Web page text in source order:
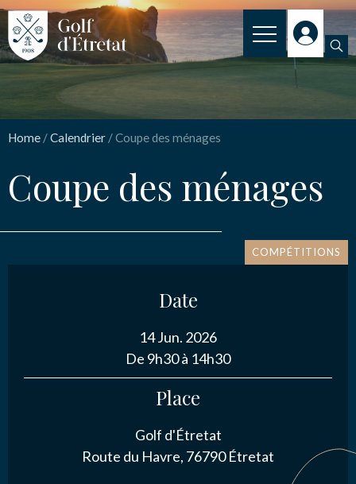
Home /Calendrier /Coupe des ménages
Coupe des ménages
COMPÉTITIONS
Date
14 Jun. 2026
De 9h30 à 14h30
Place
Golf d'Étretat
Route du Havre, 76790 Étretat
CLUB
CLUBHOUSE
THE COURSE
INSCRIPTION
Coupe des ménages
Email*
J’autorise l'association ASS SPORTIVE GOLF
ETRETAT à enregistrer mes données.